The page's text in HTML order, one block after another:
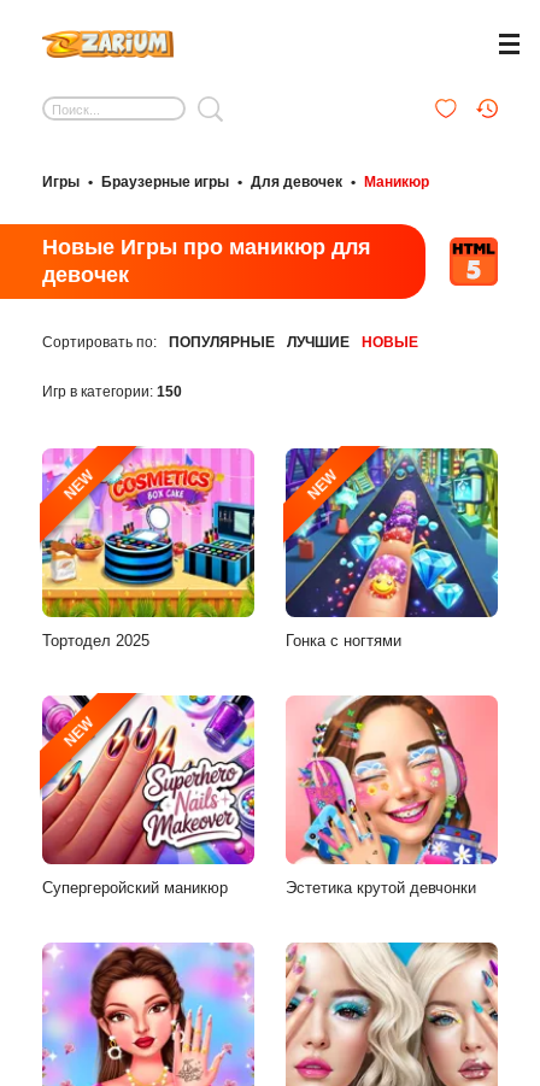
Игры • Браузерные игры • Для девочек • Маникюр
Новые Игры про маникюр для
девочек
Сортировать по: ПОПУЛЯРНЫЕ ЛУЧШИЕ НОВЫЕ
Игр в категории: 150
NEW
Тортодел 2025
NEW
Гонка с ногтями
NEW
Супергеройский маникюр Эстетика крутой девчонки